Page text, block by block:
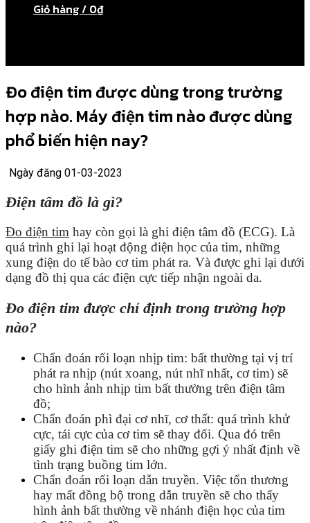
Giỏ hàng / 0₫
Đo điện tim được dùng trong trường
hợp nào. Máy điện tim nào được dùng
phổ biến hiện nay?
Ngày đăng 01-03-2023
Điện tâm đồ là gì?
Đo điện tim hay còn gọi là ghi điện tâm đồ (ECG). Là
quá trình ghi lại hoạt động điện học của tim, những
xung điện do tế bào cơ tim phát ra. Và được ghi lại dưới
dạng đồ thị qua các điện cực tiếp nhận ngoài da.
Đo điện tim được chỉ định trong trường hợp
nào?
Chẩn đoán rối loạn nhịp tim: bất thường tại vị trí
phát ra nhịp (nút xoang, nút nhĩ nhất, cơ tim) sẽ
cho hình ảnh nhịp tim bất thường trên điện tâm
đồ;
Chẩn đoán phì đại cơ nhĩ, cơ thất: quá trình khử
cực, tái cực của cơ tim sẽ thay đổi. Qua đó trên
giấy ghi điện tim sẽ cho những gợi ý nhất định về
tình trạng buồng tim lớn.
Chẩn đoán rối loạn dẫn truyền. Việc tổn thương
hay mất đồng bộ trong dẫn truyền sẽ cho thấy
hình ảnh bất thường về nhánh điện học của tim